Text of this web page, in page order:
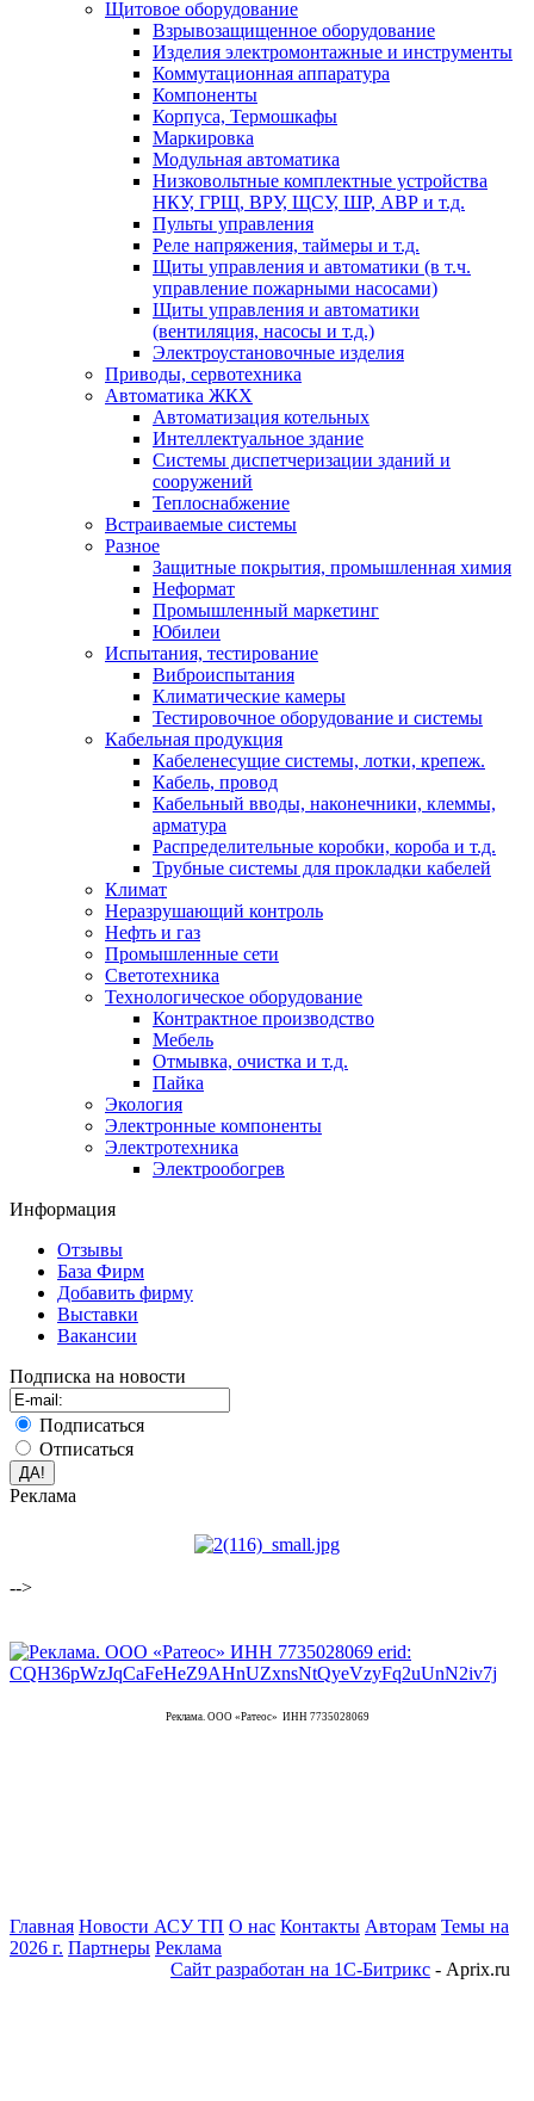
Щитовое оборудование
Взрывозащищенное оборудование
Изделия электромонтажные и инструменты
Коммутационная аппаратура
Компоненты
Корпуса, Термошкафы
Маркировка
Модульная автоматика
Низковольтные комплектные устройства
НКУ, ГРЩ, ВРУ, ЩСУ, ШР, АВР и т.д.
Пульты управления
Реле напряжения, таймеры и т.д.
Щиты управления и автоматики (в т.ч.
управление пожарными насосами)
Щиты управления и автоматики
(вентиляция, насосы и т.д.)
Электроустановочные изделия
Приводы, сервотехника
Автоматика ЖКХ
Автоматизация котельных
Интеллектуальное здание
Системы диспетчеризации зданий и
сооружений
Теплоснабжение
Встраиваемые системы
Разное
Защитные покрытия, промышленная химия
Неформат
Промышленный маркетинг
Юбилеи
Испытания, тестирование
Виброиспытания
Климатические камеры
Тестировочное оборудование и системы
Кабельная продукция
Кабеленесущие системы, лотки, крепеж.
Кабель, провод
Кабельный вводы, наконечники, клеммы,
арматура
Распределительные коробки, короба и т.д.
Трубные системы для прокладки кабелей
Климат
Неразрушающий контроль
Нефть и газ
Промышленные сети
Светотехника
Технологическое оборудование
Контрактное производство
Мебель
Отмывка, очистка и т.д.
Пайка
Экология
Электронные компоненты
Электротехника
Электрообогрев
Информация
Отзывы
База Фирм
Добавить фирму
Выставки
Вакансии
Подписка на новости
Подписаться
Отписаться
Реклама
-->
Реклама. ООО «Ратеос» ИНН 7735028069
Главная Новости АСУ ТП О нас Контакты Авторам Темы на
2026 г. Партнеры Реклама
Сайт разработан на 1С-Битрикс - Aprix.ru